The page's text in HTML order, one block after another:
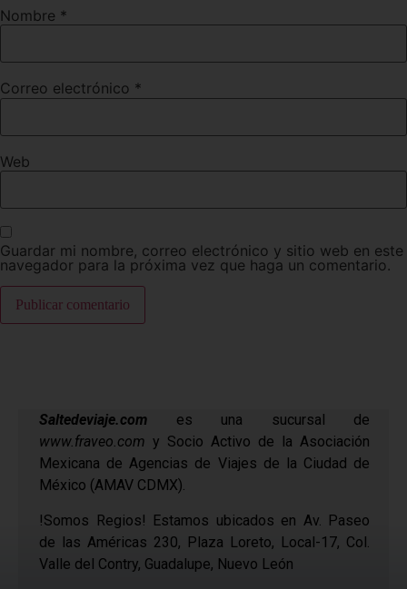
Nombre *
Correo electrónico *
Web
Guardar mi nombre, correo electrónico y sitio web en este
navegador para la próxima vez que haga un comentario.
Saltedeviaje.com es una sucursal de
www.fraveo.com y Socio Activo de la Asociación
Mexicana de Agencias de Viajes de la Ciudad de
México (AMAV CDMX).
!Somos Regios! Estamos ubicados en Av. Paseo
de las Américas 230, Plaza Loreto, Local-17, Col.
Valle del Contry, Guadalupe, Nuevo León